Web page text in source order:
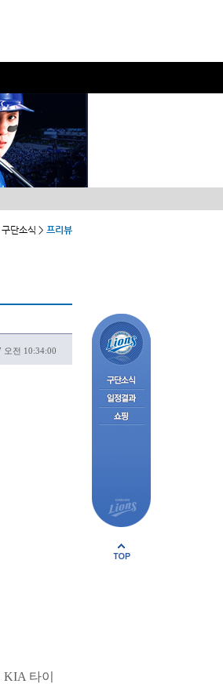
단소식 > 프리뷰
오전 10:34:00
타이